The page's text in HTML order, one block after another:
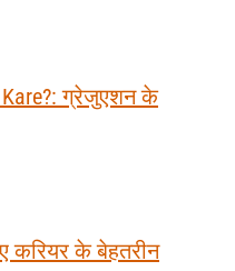
Kare?: ग्रेजुएशन के
करियर के बेहतरीन